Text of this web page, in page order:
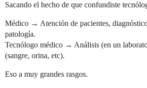
Sacando el hecho de que confundiste
Médico → Atención de pacientes,
patología.
Tecnólogo médico → Análisis (en un
(sangre, orina, etc).
Eso a muy grandes rasgos.